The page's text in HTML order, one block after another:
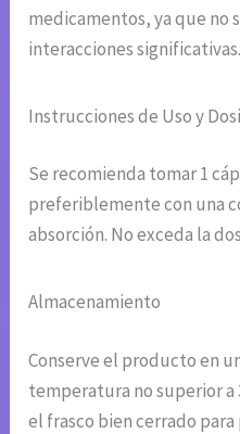
medicamentos, ya que no
interacciones significativas.
Instrucciones de Uso y
Se recomienda tomar 1
preferiblemente con una
absorción. No exceda la
Almacenamiento
Conserve el producto en
temperatura no superior a
el frasco bien cerrado